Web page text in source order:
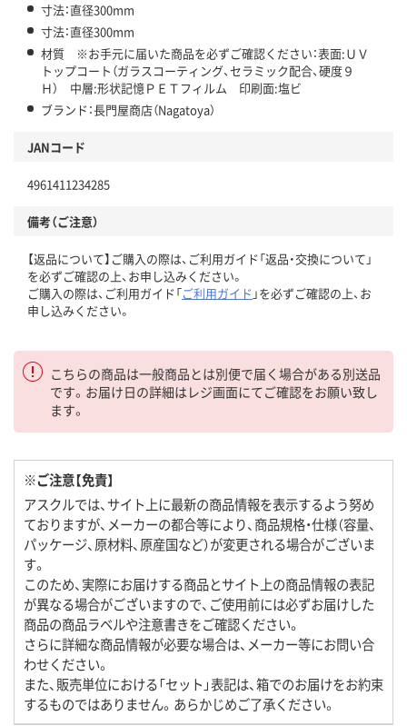
寸法：直径300mm
寸法：直径300mm
材質 ※お手元に届いた商品を必ずご確認ください：表面:ＵＶ
トップコート（ガラスコーティング、セラミック配合、硬度９
Ｈ） 中層:形状記憶ＰＥＴフィルム 印刷面:塩ビ
ブランド：長門屋商店（Nagatoya）
JANコード
4961411234285
備考（ご注意）
【返品について】ご購入の際は、ご利用ガイド「返品・交換について」
を必ずご確認の上、お申し込みください。
ご購入の際は、ご利用ガイド「ご利用ガイド 」を必ずご確認の上、お
申し込みください。
こちらの商品は一般商品とは別便で届く場合がある別送品
です。お届け日の詳細はレジ画面にてご確認をお願い致し
ます。
※ご注意【免責】
アスクルでは、サイト上に最新の商品情報を表示するよう努め
ておりますが、メーカーの都合等により、商品規格・仕様（容量、
パッケージ、原材料、原産国など）が変更される場合がございま
す。
このため、実際にお届けする商品とサイト上の商品情報の表記
が異なる場合がございますので、ご使用前には必ずお届けした
商品の商品ラベルや注意書きをご確認ください。
さらに詳細な商品情報が必要な場合は、メーカー等にお問い合
わせください。
また、販売単位における「セット」表記は、箱でのお届けをお約束
するものではありません。あらかじめご了承ください。